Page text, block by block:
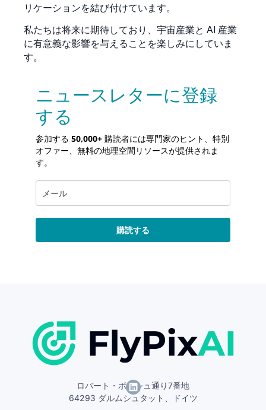
リケーションを結び付けています。
私たちは将来に期待しており、宇宙産業と AI 産業
に有意義な影響を与えることを楽しみにしていま
す。
ニュースレターに登録
する
参加する 50,000+ 購読者には専門家のヒント、特別
オファー、無料の地理空間リソースが提供されま
す。
購読する
ロバート・ボッシュ通り7番地
64293 ダルムシュタット、ドイツ